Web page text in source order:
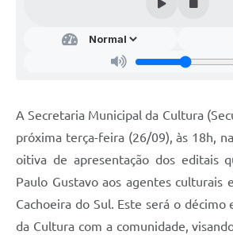
Galeria de Vídeos
Gabinetes e Secretarias
Links
Serviços Online
Telefones Úteis
A Secretaria Municipal da Cultura
próxima terça-feira (26/09), às 18h,
oitiva de apresentação dos editais
Paulo Gustavo aos agentes culturais
Cachoeira do Sul. Este será o décimo
da Cultura com a comunidade,